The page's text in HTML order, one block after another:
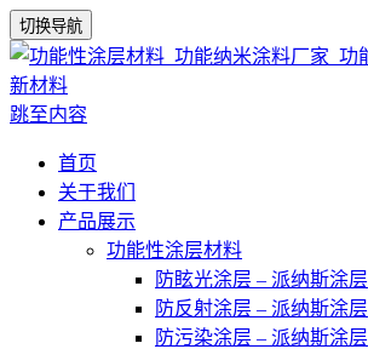
切换导航
跳至内容
首页
关于我们
产品展示
功能性涂层材料
防眩光涂层 – 派纳斯涂层
防反射涂层 – 派纳斯涂层
防污染涂层 – 派纳斯涂层